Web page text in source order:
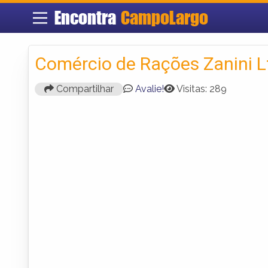
Encontra CampoLargo
Comércio de Rações Zanini
Compartilhar Avalie! Visitas: 289